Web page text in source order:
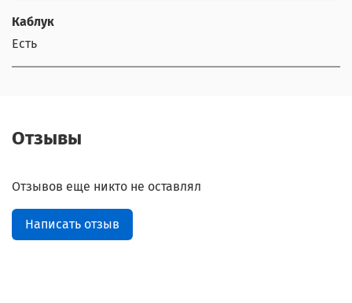
Каблук
Есть
Отзывы
Отзывов еще никто не оставлял
Написать отзыв